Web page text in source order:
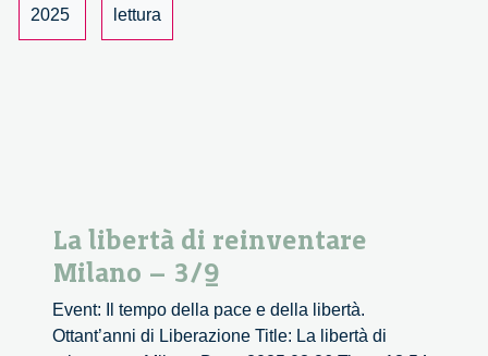
2025
lettura
La libertà di reinventare
Milano – 3/9
Event: Il tempo della pace e della libertà.
Ottant’anni di Liberazione Title: La libertà di